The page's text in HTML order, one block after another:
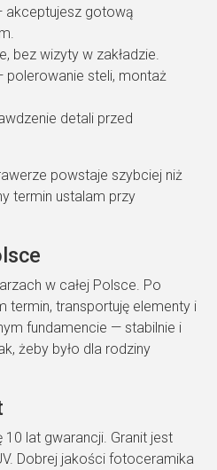
akceptujesz gotową
bez wizyty w zakładzie.
polerowanie steli, montaż
detali przed
powstaje szybciej niż
termin ustalam przy
w całej Polsce. Po
termin, transportuję elementy i
fundamencie — stabilnie i
żeby było dla rodziny
lat gwarancji. Granit jest
Dobrej jakości fotoceramika